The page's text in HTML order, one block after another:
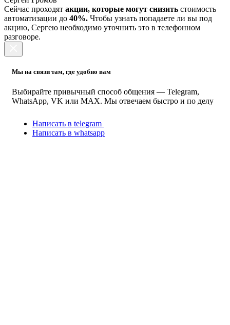
Сейчас проходят акции, которые могут снизить стоимость
автоматизации до 40%. Чтобы узнать попадаете ли вы под
акцию, Сергею необходимо уточнить это в телефонном
разговоре.
Мы на связи там, где удобно вам
Выбирайте привычный способ общения — Telegram,
WhatsApp, VK или MAX. Мы отвечаем быстро и по делу
Написать в telegram
Написать в whatsapp